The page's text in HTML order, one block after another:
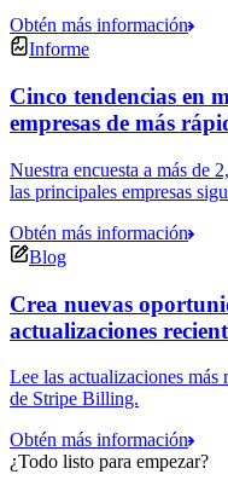
Obtén más información
Informe
Cinco tendencias en
empresas de más
Nuestra encuesta a más de
las principales empresas
Obtén más información
Blog
Crea nuevas
actualizaciones
Lee las actualizaciones más
de Stripe Billing.
Obtén más información
¿Todo listo para empezar?